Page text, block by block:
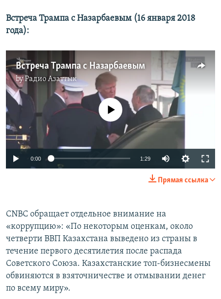
Встреча Трампа с Назарбаевым (16 января 2018
года):
Встреча Трампа с Назарбаевым
byРадио Азаттык
No media source currently available
0:00 1:29
Прямая ссылка
CNBC обращает отдельное внимание на
«коррупцию»: «По некоторым оценкам, около
четверти ВВП Казахстана выведено из страны в
течение первого десятилетия после распада
Советского Союза. Казахстанские топ-бизнесмены
обвиняются в взяточничестве и отмывании денег
по всему миру».